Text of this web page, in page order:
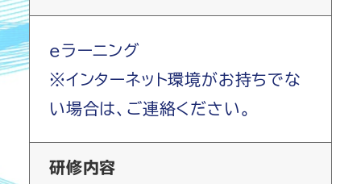
eラーニング
※インターネット環境がお持ちでな
い場合は、ご連絡ください。
研修内容